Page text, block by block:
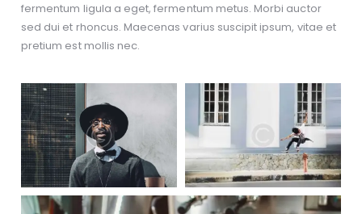
fermentum ligula a eget, fermentum metus. Morbi auctor
sed dui et rhoncus. Maecenas varius suscipit ipsum, vitae et
pretium est mollis nec.